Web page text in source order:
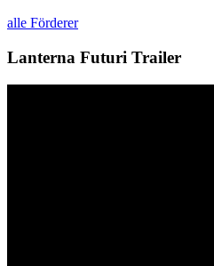
alle Förderer
Lanterna Futuri Trailer